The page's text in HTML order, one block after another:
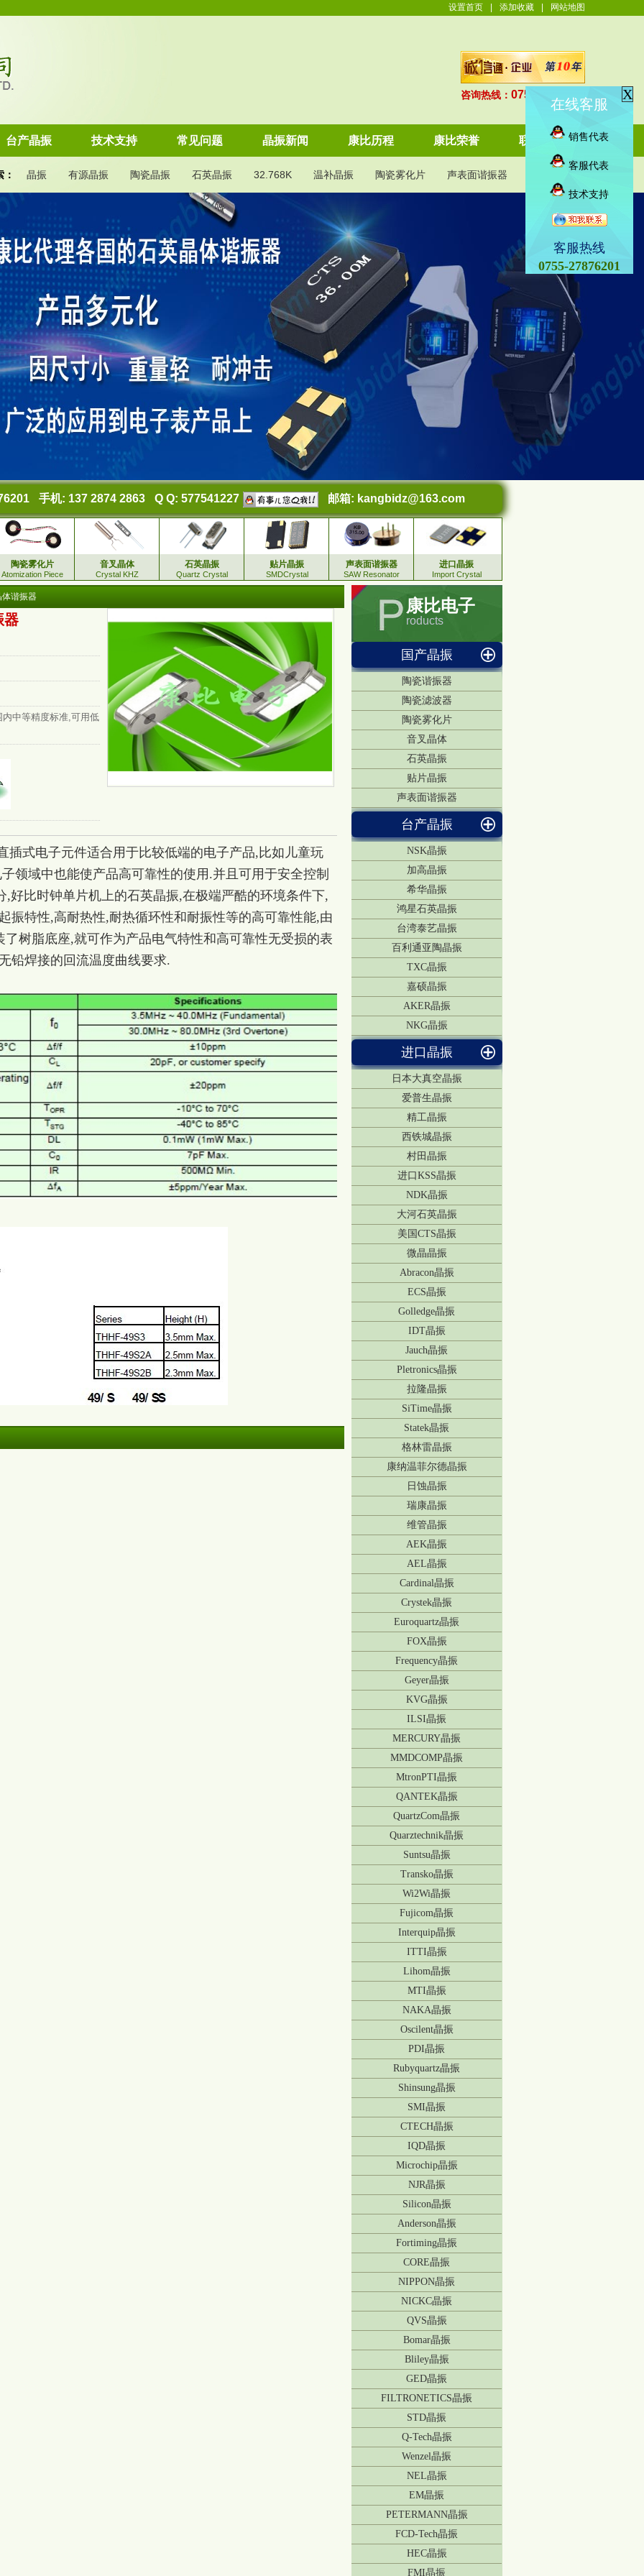
设置首页 添加收藏 网站地图
咨询热线： 0755-27876201
台产晶振 技术支持 常见问题 晶振新闻 康比历程 康比荣誉 联系康比
晶振 有源晶振 陶瓷晶振 石英晶振 32.768K 温补晶振 陶瓷雾化片 声表面谐振器
手机: 137 2874 2863 Q Q: 577541227 邮箱: kangbidz@163.com
陶瓷雾化片
Atomization Piece
音叉晶体
Crystal KHZ
石英晶振
Quartz Crystal
贴片晶振
SMDCrystal
声表面谐振器
SAW Resonator
进口晶振
Import Crystal
康比电子
roducts
国产晶振
陶瓷谐振器
陶瓷滤波器
陶瓷雾化片
音叉晶体
石英晶振
贴片晶振
声表面谐振器
台产晶振
NSK晶振
加高晶振
希华晶振
鸿星石英晶振
台湾泰艺晶振
百利通亚陶晶振
TXC晶振
嘉硕晶振
AKER晶振
NKG晶振
进口晶振
日本大真空晶振
爱普生晶振
精工晶振
西铁城晶振
村田晶振
进口KSS晶振
NDK晶振
大河石英晶振
美国CTS晶振
微晶晶振
Abracon晶振
ECS晶振
Golledge晶振
IDT晶振
Jauch晶振
Pletronics晶振
拉隆晶振
SiTime晶振
Statek晶振
格林雷晶振
康纳温菲尔德晶振
日蚀晶振
瑞康晶振
维管晶振
AEK晶振
AEL晶振
Cardinal晶振
Crystek晶振
Euroquartz晶振
FOX晶振
Frequency晶振
Geyer晶振
KVG晶振
ILSI晶振
MERCURY晶振
MMDCOMP晶振
MtronPTI晶振
QANTEK晶振
QuartzCom晶振
Quarztechnik晶振
Suntsu晶振
Transko晶振
Wi2Wi晶振
Fujicom晶振
Interquip晶振
ITTI晶振
Lihom晶振
MTI晶振
NAKA晶振
Oscilent晶振
PDI晶振
Rubyquartz晶振
Shinsung晶振
SMI晶振
CTECH晶振
IQD晶振
Microchip晶振
NJR晶振
Silicon晶振
Anderson晶振
Fortiming晶振
CORE晶振
NIPPON晶振
NICKC晶振
QVS晶振
Bomar晶振
Bliley晶振
GED晶振
FILTRONETICS晶振
STD晶振
Q-Tech晶振
Wenzel晶振
NEL晶振
EM晶振
PETERMANN晶振
FCD-Tech晶振
HEC晶振
FMI晶振
体谐振器
器
中等精度标准,可用低
插式电子元件适合用于比较低端的电子产品,比如儿童玩
领域中也能使产品高可靠性的使用.并且可用于安全控制
,好比时钟单片机上的石英晶振,在极端严酷的环境条件下,
振特性,高耐热性,耐热循环性和耐振性等的高可靠性能,由
了树脂底座,就可作为产品电气特性和高可靠性无受损的表
铅焊接的回流温度曲线要求.
在线客服
X
销售代表
客服代表
技术支持
客服热线
0755-27876201